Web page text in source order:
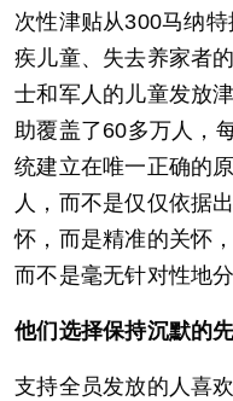
次性津贴从300马纳
疾儿童、失去养家者
士和军人的儿童发放
助覆盖了60多万人，
统建立在唯一正确的
人，而不是仅仅依据
怀，而是精准的关怀
而不是毫无针对性地
他们选择保持沉默的
支持全员发放的人喜